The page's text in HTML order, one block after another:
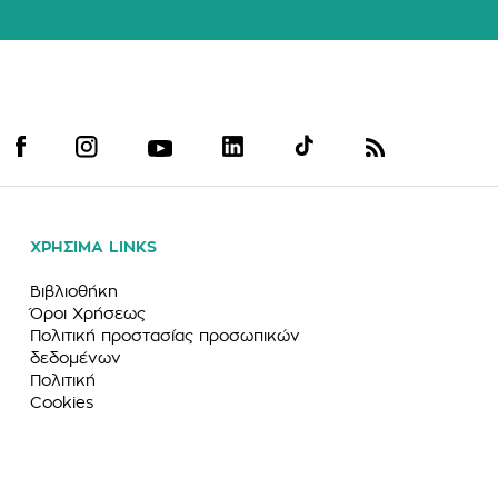
ΧΡΗΣΙΜΑ LINKS
Βιβλιοθήκη
Όροι Χρήσεως
Πολιτική προστασίας προσωπικών
δεδομένων
Πολιτική
Cookies